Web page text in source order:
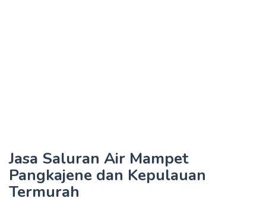
Jasa Saluran Air Mampet
Pangkajene dan Kepulauan
Termurah